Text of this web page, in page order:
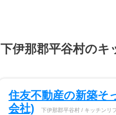
下伊那郡平谷村の
住友不動産の新築そ
会社)
下伊那郡平谷村 / キッチンリ